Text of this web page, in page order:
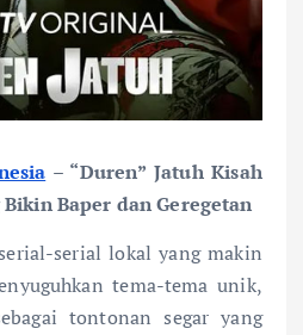
– “Duren” Jatuh Kisah
Baper dan Geregetan
serial lokal yang makin
tema-tema unik,
tontonan segar yang